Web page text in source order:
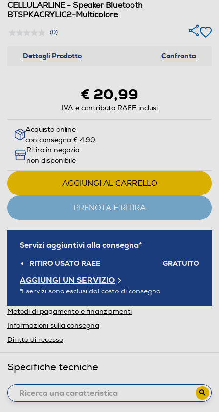
CELLULARLINE - Speaker Bluetooth
BTSPKACRYLIC2-Multicolore
(0)
Dettagli Prodotto Confronta
€ 20,99
IVA e contributo RAEE inclusi
Acquisto online
con consegna € 4,90
Ritiro in negozio
non disponibile
AGGIUNGI AL CARRELLO
PRENOTA E RITIRA
Servizi aggiuntivi alla consegna*
RITIRO USATO RAEE GRATUITO
AGGIUNGI UN SERVIZIO
*I servizi sono esclusi dal costo di consegna
Metodi di pagamento e finanziamenti
Informazioni sulla consegna
Diritto di recesso
Specifiche tecniche